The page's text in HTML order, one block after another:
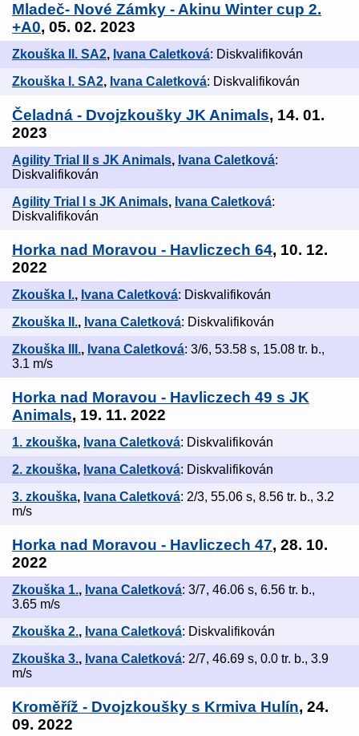
Mladeč- Nové Zámky - Akinu Winter cup 2.
+A0, 05. 02. 2023
Zkouška II. SA2, Ivana Caletková: Diskvalifikován
Zkouška I. SA2, Ivana Caletková: Diskvalifikován
Čeladná - Dvojzkoušky JK Animals, 14. 01.
2023
Agility Trial II s JK Animals, Ivana Caletková:
Diskvalifikován
Agility Trial I s JK Animals, Ivana Caletková:
Diskvalifikován
Horka nad Moravou - Havliczech 64, 10. 12.
2022
Zkouška I., Ivana Caletková: Diskvalifikován
Zkouška II., Ivana Caletková: Diskvalifikován
Zkouška III., Ivana Caletková: 3/6, 53.58 s, 15.08 tr. b.,
3.1 m/s
Horka nad Moravou - Havliczech 49 s JK
Animals, 19. 11. 2022
1. zkouška, Ivana Caletková: Diskvalifikován
2. zkouška, Ivana Caletková: Diskvalifikován
3. zkouška, Ivana Caletková: 2/3, 55.06 s, 8.56 tr. b., 3.2
m/s
Horka nad Moravou - Havliczech 47, 28. 10.
2022
Zkouška 1., Ivana Caletková: 3/7, 46.06 s, 6.56 tr. b.,
3.65 m/s
Zkouška 2., Ivana Caletková: Diskvalifikován
Zkouška 3., Ivana Caletková: 2/7, 46.69 s, 0.0 tr. b., 3.9
m/s
Kroměříž - Dvojzkoušky s Krmiva Hulín, 24.
09. 2022